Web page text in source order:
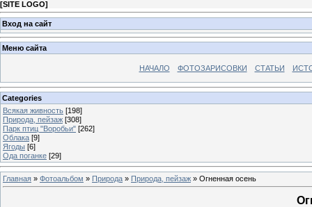
[SITE LOGO]
Вход на сайт
Меню сайта
НАЧАЛО ФОТОЗАРИСОВКИ СТАТЬИ
Categories
Всякая живность [198]
Природа, пейзаж [308]
Парк птиц "Воробьи" [262]
Облака [9]
Ягоды [6]
Ода поганке [29]
Главная » Фотоальбом » Природа » Природа, пейзаж » Огненная осень